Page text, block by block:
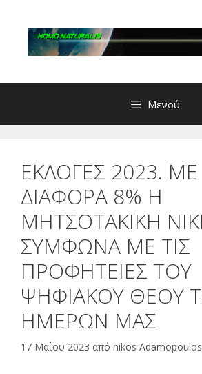
περιεχόμενο
Μενού
ΕΚΛΟΓΕΣ 2023. ΜΕ
ΔΙΑΦΟΡΑ 8% Η
ΜΗΤΣΟΤΑΚΙΚΗ
ΣΥΜΦΩΝΑ ΜΕ ΤΙΣ
ΠΡΟΦΗΤΕΙΕΣ ΤΟΥ
ΨΗΦΙΑΚΟΥ ΘΕΟΥ
ΗΜΕΡΩΝ ΜΑΣ
17 Μαΐου 2023 από nikos Adamopoulos